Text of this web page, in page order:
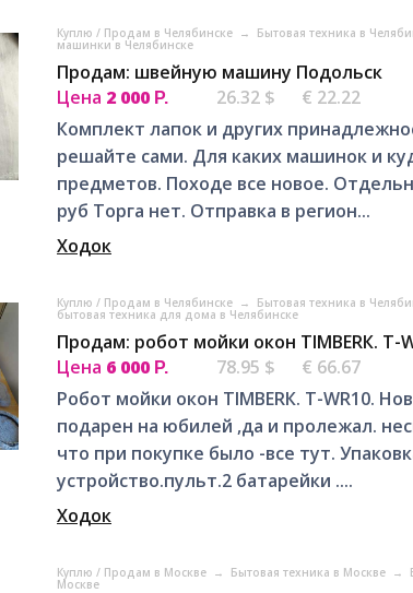
Куплю / Продам в Челябинске → Бытовая техника в
машинки в Челябинске
Продам: швейную машину Подольск
Цена 2 000 Р. 26.32 $
€ 22.22
Комплект лапок и других
решайте сами. Для каких машинок и
предметов. Походе все новое.
руб Торга нет. Отправка в регион...
Ходок
Куплю / Продам в Челябинске → Бытовая техника в
бытовая техника для дома в Челябинске
Продам: робот мойки окон TIMВЕRК. Т-
Цена 6 000 Р. 78.95 $
€ 66.67
Робот мойки окон TIMВЕRК. Т-WR10.
подарен на юбилей ,дa и пролежал.
что при покупке было -все тут.
устрoйствo.пульт.2 батарейки ....
Ходок
Куплю / Продам в Москве → Бытовая техника в Москве →
Москве